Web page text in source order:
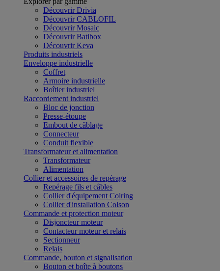
Découvrir Drivia
Découvrir CABLOFIL
Découvrir Mosaic
Découvrir Batibox
Découvrir Keva
Produits industriels
Enveloppe industrielle
Coffret
Armoire industrielle
Boîtier industriel
Raccordement industriel
Bloc de jonction
Presse-étoupe
Embout de câblage
Connecteur
Conduit flexible
Transformateur et alimentation
Transformateur
Alimentation
Collier et accessoires de repérage
Repérage fils et câbles
Collier d'équipement Colring
Collier d'installation Colson
Commande et protection moteur
Disjoncteur moteur
Contacteur moteur et relais
Sectionneur
Relais
Commande, bouton et signalisation
Bouton et boîte à boutons